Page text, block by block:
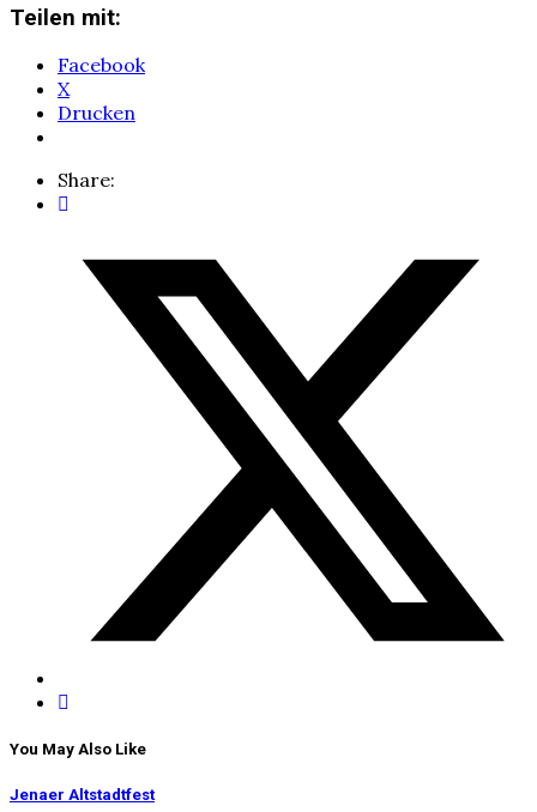
Teilen mit:
Facebook
X
Drucken
Share:
You May Also Like
Jenaer Altstadtfest